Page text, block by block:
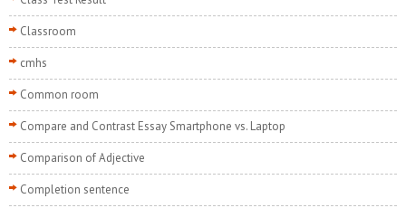
Classroom
cmhs
Common room
Compare and Contrast Essay Smartphone vs. Laptop
Comparison of Adjective
Completion sentence